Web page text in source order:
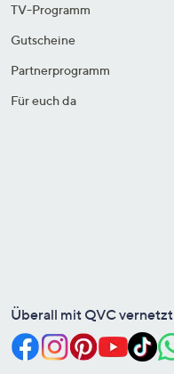
TV-Programm
Gutscheine
Partnerprogramm
Für euch da
Überall mit QVC vernetzt